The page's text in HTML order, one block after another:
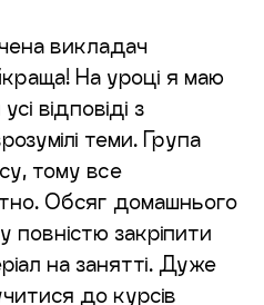
викладач
На уроці я маю
відповіді з
теми. Група
тому все
Обсяг домашнього
повністю закріпити
на занятті. Дуже
до курсів